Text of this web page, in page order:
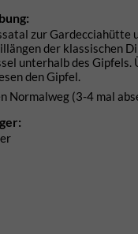
zur
der klassischen
unterhalb des
den Gipfel.
Normalweg (3-4 mal